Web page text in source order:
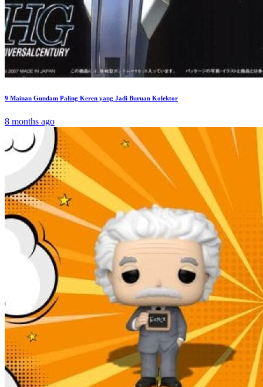
9 Mainan Gundam Paling Keren yang Jadi Buruan Kolektor
8 months ago